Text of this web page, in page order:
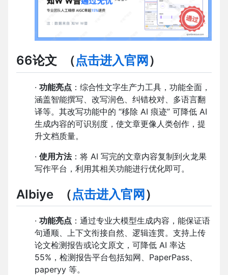
66论文 （点击进入官网 ）
· 功能亮点 ：综合性文字生产力工具，功能全面，
涵盖智能撰写、改写润色、纠错校对、多语言翻
译等。其改写功能中的 “移除 AI 痕迹” 可降低 AI
生成内容的可识别度，使文章更像人类创作，提
升文档质量。
· 使用方法：将 AI 写完的文章内容复制到火龙果
写作平台，利用其相关功能进行优化即可。
AIbiye （点击进入官网 ）
· 功能亮点 ：通过专业大模型生成内容，能保证语
句通顺、上下文衔接自然、逻辑连贯。支持上传
论文检测报告或论文原文，可降低 AI 率达
55%，检测报告平台包括知网、PaperPass、
paperyy 等。